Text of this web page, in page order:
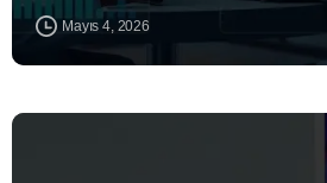
Mayıs 4, 2026